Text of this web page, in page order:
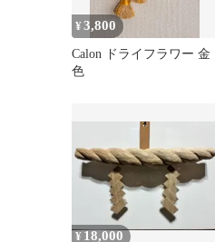
¥3,800
Calon ドライフラワー 金
色
¥ 18,000